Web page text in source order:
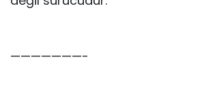
———————-